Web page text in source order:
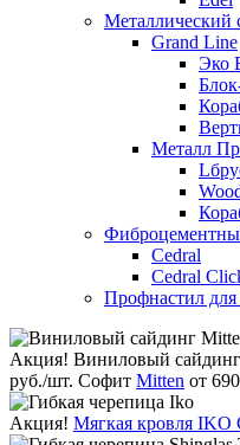
Металлический
Grand Line
Эко
Металл
Cedral
Cedral
Профнастил для
Акция! Виниловый сайдинг
руб./шт. Софит Mitten от
Акция! Мягкая кровля IKO